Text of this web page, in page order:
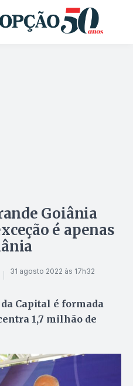
Goiânia
é apenas
31 agosto 2022 às 17h32
Capital é formada
1,7 milhão de